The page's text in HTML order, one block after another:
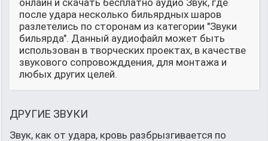
онлайн и скачать бесплатно аудио Звук, где
после удара несколько бильярдных шаров
разлетелись по сторонам из категории "Звуки
бильярда". Данный аудиофайл может быть
использован в творческих проектах, в качестве
звукового сопровожддения, для монтажа и
любых других целей.
ДРУГИЕ ЗВУКИ
Звук, как от удара, кровь разбрызгивается по